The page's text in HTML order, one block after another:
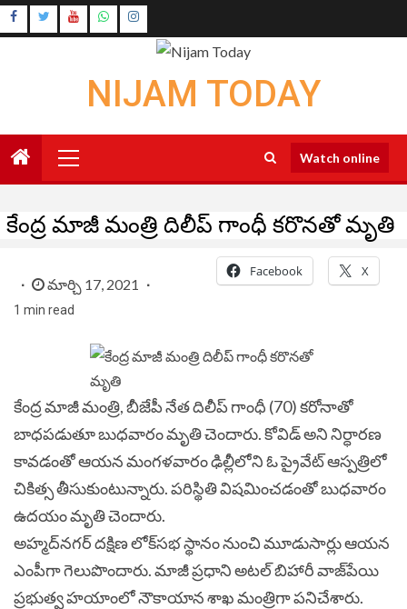
Skip
to
Instagram
NIJAM TODAY
Menu
Watch online
కేంద్ర మాజీ మంత్రి దిలీప్ గాంధీ కరొనతో మృతి
మార్చి 17, 2021
1 min read
Facebook X
కేంద్ర మాజీ మంత్రి, బీజేపీ నేత దిలీప్ గాంధీ (70) కరోనాతో
బాధపడుతూ బుధవారం మృతి చెందారు. కోవిడ్ అని నిర్ధారణ
కావడంతో ఆయన మంగళవారం ఢిల్లీలోని ఓ ప్రైవేట్ ఆస్పత్రిలో
చికిత్స తీసుకుంటున్నారు. పరిస్థితి విషమించడంతో బుధవారం
ఉదయం మృతి చెందారు.
అహ్మద్‌నగర్‌ దక్షిణ లోక్‌సభ స్థానం నుంచి మూడుసార్లు ఆయన
ఎంపీగా గెలుపొందారు. మాజీ ప్రధాని అటల్‌ బిహారీ వాజ్‌పేయి
ప్రభుత్వ హయాంలో నౌకాయాన శాఖ మంత్రిగా పనిచేశారు.